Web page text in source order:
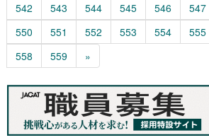
542
543 544 545 546 547
550
551 552 553 554 555
558
559 »